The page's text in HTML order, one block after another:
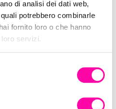
di analisi dei dati web,
potrebbero combinarle
fornito loro o che hanno
servizi.Digital Agency!